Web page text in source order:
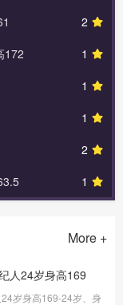
2
1
172
1
1
2
1
More +
人24岁身高169
岁身高169-24岁、身